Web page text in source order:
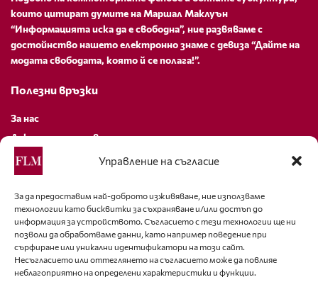
Управление на съгласие
За да предоставим най-доброто изживяване, ние използваме
технологии като бисквитки за съхраняване и/или достъп до
информация за устройството. Съгласието с тези технологии ще ни
позволи да обработваме данни, като например поведение при
сърфиране или уникални идентификатори на този сайт.
Несъгласието или оттеглянето на съгласието може да повлияе
неблагоприятно на определени характеристики и функции.
които цитират думите на Маршал Маклуън
“Информацията иска да е свободна”, ние развяваме с
достойнство нашето електронно знаме с девиза “Дайте на
модата свободата, която й се полага!”.
Полезни връзки
За нас
Декларация за поверителност
Политика за бисквитки
За контакти
editor@fashion-lifestyle.net
+359 88 227 33 47
Последвайте ни